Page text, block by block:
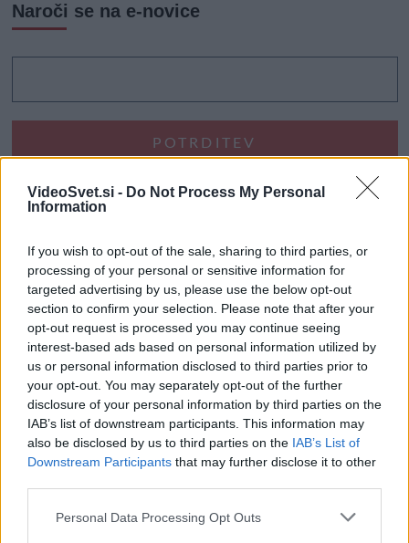
VideoSvet.si - Do Not Process My Personal
Information
If you wish to opt-out of the sale, sharing to third parties, or
processing of your personal or sensitive information for
targeted advertising by us, please use the below opt-out
section to confirm your selection. Please note that after your
opt-out request is processed you may continue seeing
interest-based ads based on personal information utilized by
us or personal information disclosed to third parties prior to
your opt-out. You may separately opt-out of the further
disclosure of your personal information by third parties on the
IAB’s list of downstream participants. This information may
also be disclosed by us to third parties on the IAB’s List of
Downstream Participants that may further disclose it to other
Please note that this website/app uses one or more Google
Personal Data Processing Opt Outs
Naroči se na e-novice